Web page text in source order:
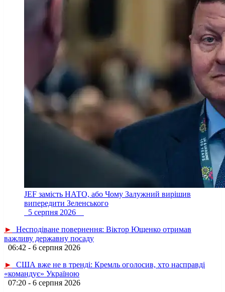
JEF замість НАТО, або Чому Залужний вирішив
випередити Зеленського
5 серпня 2026
►
Несподіване повернення: Віктор Ющенко отримав
важливу державну посаду
06:42 - 6 серпня 2026
►
США вже не в тренді: Кремль оголосив, хто насправді
«командує» Україною
07:20 - 6 серпня 2026